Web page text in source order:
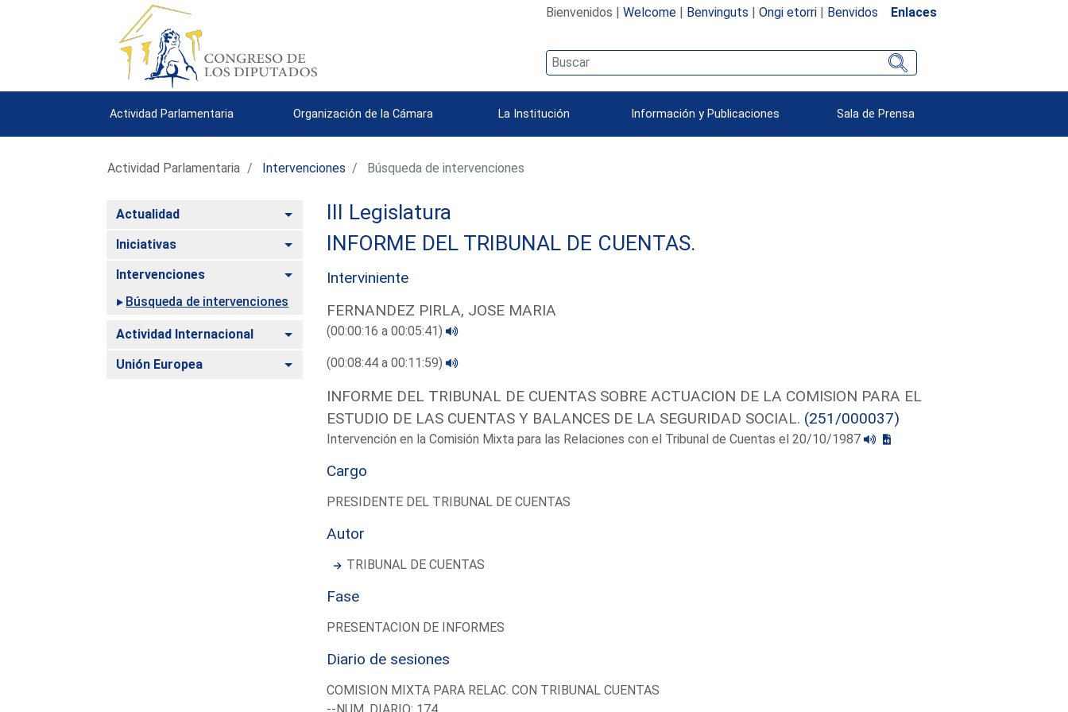
Bienvenidos | Welcome| Benvinguts | Ongi etorri| Benvidos Enlaces
Actividad Parlamentaria Organización de la Cámara La Institución Información y Publicaciones Sala de Prensa
Actividad Parlamentaria Intervenciones Búsqueda de intervenciones
Actualidad Alternar
Iniciativas Alternar
Intervenciones
Alternar
Búsqueda de intervenciones
Actividad Internacional Alternar
Unión Europea Alternar
III Legislatura
INFORME DEL TRIBUNAL DE CUENTAS.
Interviniente
FERNANDEZ PIRLA, JOSE MARIA
(00:00:16 a 00:05:41)
(00:08:44 a 00:11:59)
INFORME DEL TRIBUNAL DE CUENTAS SOBRE ACTUACION DE LA COMISION PARA EL
ESTUDIO DE LAS CUENTAS Y BALANCES DE LA SEGURIDAD SOCIAL. (251/000037)
Intervención en la Comisión Mixta para las Relaciones con el Tribunal de Cuentas el 20/10/1987
Cargo
PRESIDENTE DEL TRIBUNAL DE CUENTAS
Autor
TRIBUNAL DE CUENTAS
Fase
PRESENTACION DE INFORMES
Diario de sesiones
COMISION MIXTA PARA RELAC. CON TRIBUNAL CUENTAS
--NUM. DIARIO: 174